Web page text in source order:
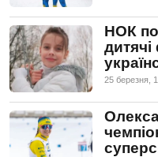
НОК
25 березня,